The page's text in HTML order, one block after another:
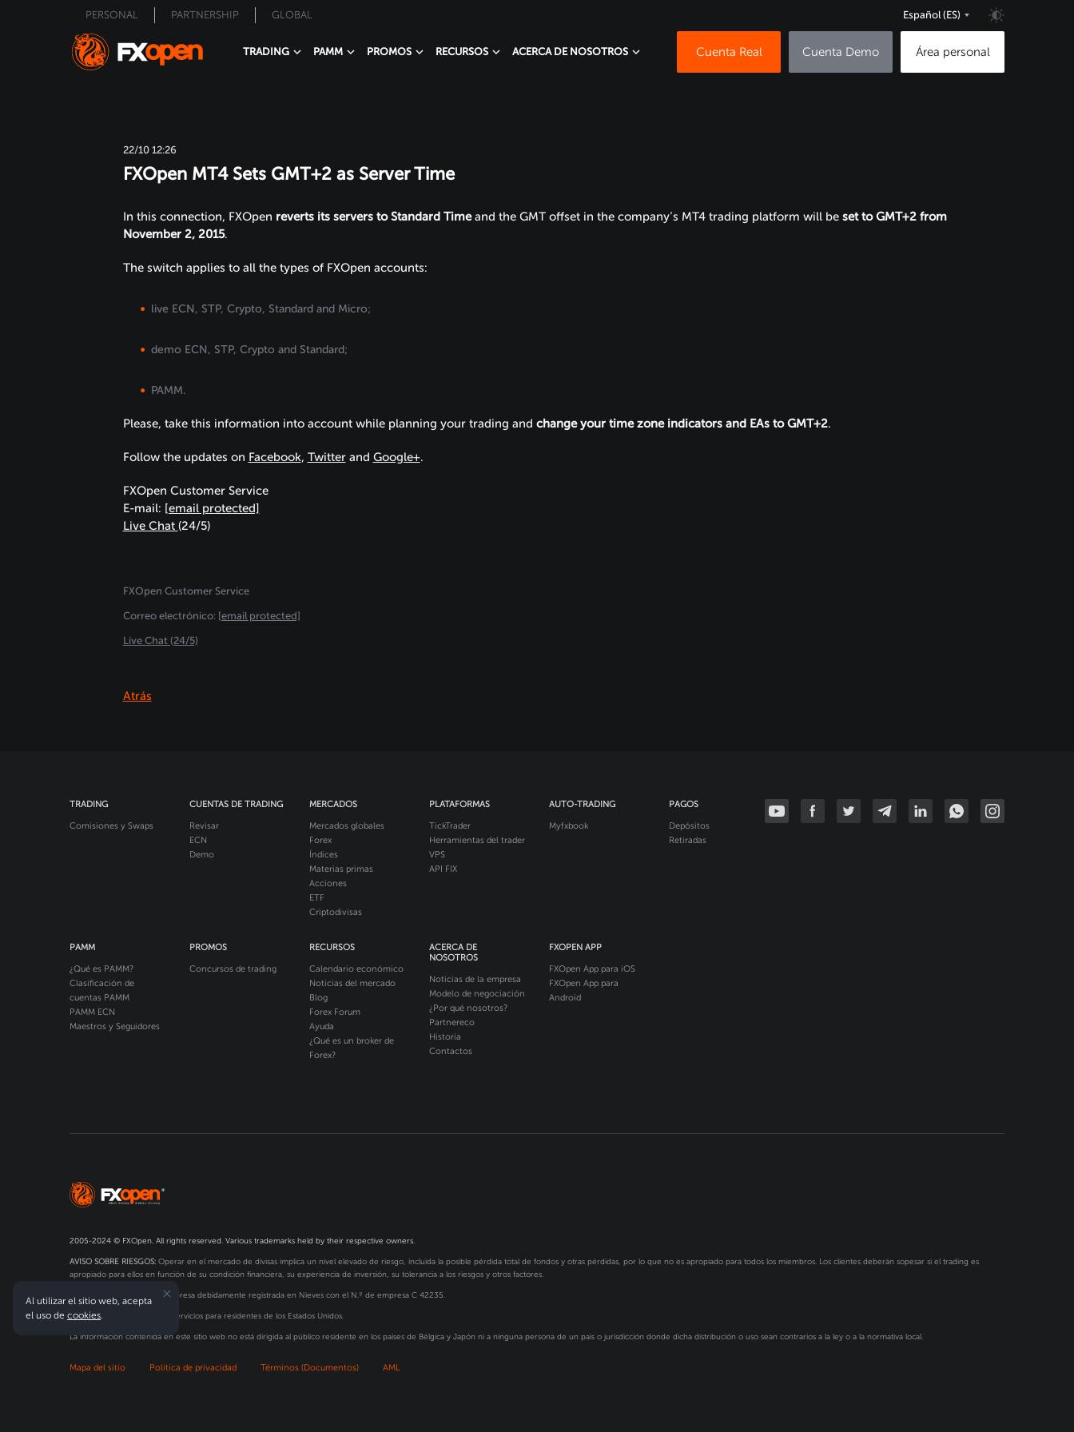
PERSONAL PARTNERSHIP GLOBAL Español(ES)
TRADING PAMM PROMOS RECURSOS ACERCA DE NOSOTROS Cuenta Real Cuenta Demo Área personal
22/10 12:26
FXOpen MT4 Sets GMT+2 as Server Time
In this connection, FXOpen reverts its servers to Standard Timeand the GMT offset in the company’s MT4 trading platform will be set to GMT+2 from
November 2, 2015.
The switch applies to all the types of FXOpen accounts:
live ECN, STP, Crypto, Standard and Micro;
demo ECN, STP, Crypto and Standard;
PAMM.
Please, take this information into account while planning your trading and change your time zone indicators and EAs to GMT+2.
Follow the updates on Facebook, Twitterand Google+.
FXOpen Customer Service
E-mail: [email protected]
Live Chat (24/5)
FXOpen Customer Service
Сorreo electrónico: [email protected]
Live Chat (24/5)
Atrás
TRADING
Comisiones y Swaps
CUENTAS DE TRADING
Revisar
ECN
Demo
MERCADOS
Mercados globales
Forex
Índices
Materias primas
Acciones
ETF
Criptodivisas
PLATAFORMAS
TickTrader
Herramientas del trader
VPS
API FIX
AUTO-TRADING
Myfxbook
PAGOS
Depósitos
Retiradas
PAMM
¿Qué es PAMM?
Clasificación de
cuentas PAMM
PAMM ECN
Maestros y Seguidores
PROMOS
Concursos de trading
RECURSOS
Calendario económico
Noticias del mercado
Blog
Forex Forum
Ayuda
¿Qué es un broker de
Forex?
ACERCA DE
NOSOTROS
Noticias de la empresa
Modelo de negociación
¿Por qué nosotros?
Partnereco
Historia
Contactos
FXOPEN APP
FXOpen App para iOS
FXOpen App para
Android
2005-2024 © FXOpen. All rights reserved. Various trademarks held by their respective owners.
AVISO SOBRE RIESGOS: Operar en el mercado de divisas implica un nivel elevado de riesgo, incluida la posible pérdida total de fondos y otras pérdidas, por lo que no es apropiado para todos los miembros. Los clientes deberán sopesar si el trading es
apropiado para ellos en función de su condición financiera, su experiencia de inversión, su tolerancia a los riesgos y otros factores.
FXOpen Markets Limited , empresa debidamente registrada en Nieves con el N.º de empresa C 42235.
FXOpen no proporciona los servicios para residentes de los Estados Unidos.
La información contenida en este sitio web no está dirigida al público residente en los países de Bélgica y Japón ni a ninguna persona de un país o jurisdicción donde dicha distribución o uso sean contrarios a la ley o a la normativa local.
Mapa del sitio Política de privacidad Términos (Documentos) AML
Al utilizar el sitio web, acepta
el uso de cookies.